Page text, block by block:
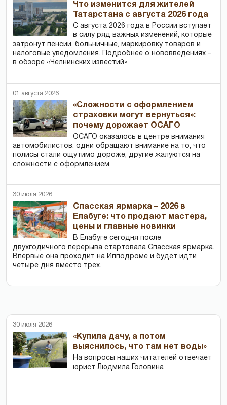
Что изменится для жителей
Татарстана с августа 2026 года
С августа 2026 года в России вступает
в силу ряд важных изменений, которые
затронут пенсии, больничные, маркировку товаров и
налоговые уведомления. Подробнее о нововведениях –
в обзоре «Челнинских известий»
01 августа 2026
«Сложности с оформлением
страховки могут вернуться»:
почему дорожает ОСАГО
ОСАГО оказалось в центре внимания
автомобилистов: одни обращают внимание на то, что
полисы стали ощутимо дороже, другие жалуются на
сложности с оформлением.
30 июля 2026
Спасская ярмарка – 2026 в
Елабуге: что продают мастера,
цены и главные новинки
В Елабуге сегодня после
двухгодичного перерыва стартовала Спасская ярмарка.
Впервые она проходит на Ипподроме и будет идти
четыре дня вместо трех.
30 июля 2026
«Купила дачу, а потом
выяснилось, что там нет воды»
На вопросы наших читателей отвечает
юрист Людмила Головина